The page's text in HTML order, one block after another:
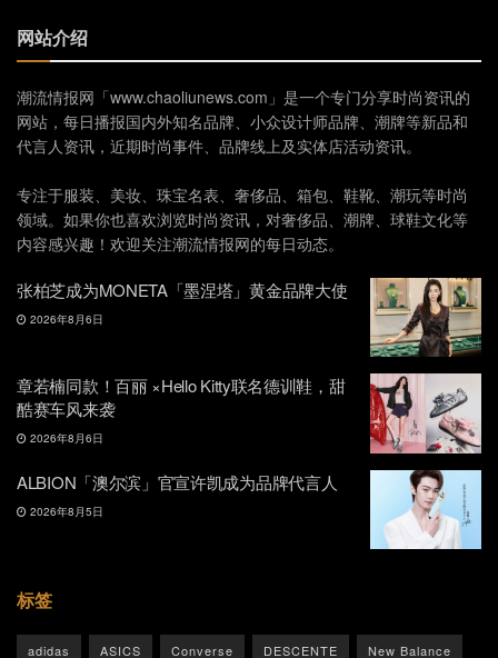
网站介绍
潮流情报网「www.chaoliunews.com」是一个专门分享时尚资讯的
网站，每日播报国内外知名品牌、小众设计师品牌、潮牌等新品和
代言人资讯，近期时尚事件、品牌线上及实体店活动资讯。
专注于服装、美妆、珠宝名表、奢侈品、箱包、鞋靴、潮玩等时尚
领域。如果你也喜欢浏览时尚资讯，对奢侈品、潮牌、球鞋文化等
内容感兴趣！欢迎关注潮流情报网的每日动态。
张柏芝成为MONETA「墨涅塔」黄金品牌大使
2026年8月6日
章若楠同款！百丽 ×Hello Kitty联名德训鞋，甜
酷赛车风来袭
2026年8月6日
ALBION「澳尔滨」官宣许凯成为品牌代言人
2026年8月5日
标签
adidas ASICS Converse DESCENTE New Balance